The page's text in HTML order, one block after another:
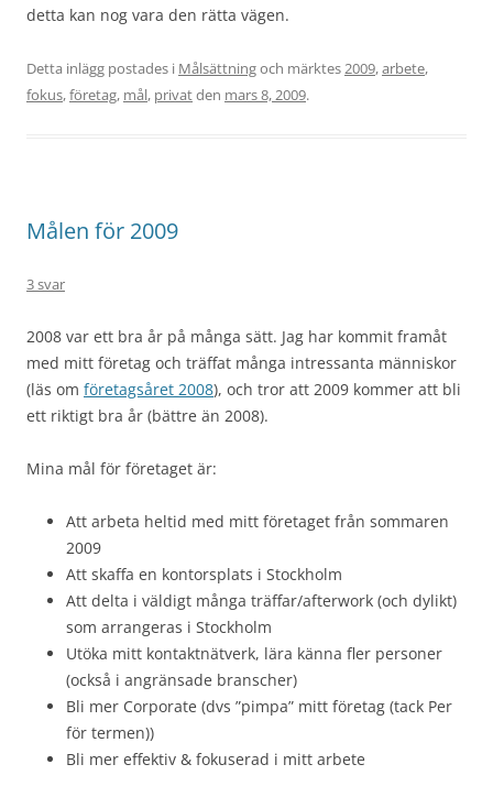
detta kan nog vara den rätta vägen.
Detta inlägg postades i Målsättningoch märktes2009,arbete,
fokus,företag, mål, privatden mars 8, 2009.
Målen för 2009
3 svar
2008 var ett bra år på många sätt. Jag har kommit framåt
med mitt företag och träffat många intressanta människor
(läs om företagsåret 2008), och tror att 2009 kommer att bli
ett riktigt bra år (bättre än 2008).
Mina mål för företaget är:
Att arbeta heltid med mitt företaget från sommaren
2009
Att skaffa en kontorsplats i Stockholm
Att delta i väldigt många träffar/afterwork (och dylikt)
som arrangeras i Stockholm
Utöka mitt kontaktnätverk, lära känna fler personer
(också i angränsade branscher)
Bli mer Corporate (dvs ”pimpa” mitt företag (tack Per
för termen))
Bli mer effektiv & fokuserad i mitt arbete